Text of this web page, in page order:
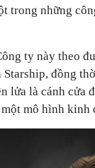
trong những
ty này theo
đồng
lửa là cánh cửa
mô hình kinh